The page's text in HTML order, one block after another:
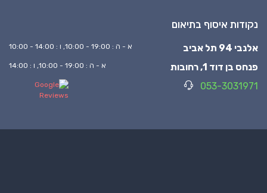
נקודות איסוף בתיאום
אלנבי 94 תל אביב א - ה : 19:00 - 10:00, ו : 14:00 - 10:00
פנחס בן דוד 1, רחובות א - ה : 19:00 - 10:00, ו : 14:00
053-3031971